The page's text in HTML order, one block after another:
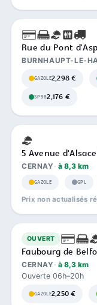
Rue du Pont
BURNHAUPT-LE-
GAZOLE2,298 €
SP982,176 €
5 Avenue
CERNAY à 8,3 km
GAZOLE GPL
Prix non actualisés
OUVERT
Faubourg de
CERNAY à 8,3 km
Ouverte 06h–20h
GAZOLE2,250 €